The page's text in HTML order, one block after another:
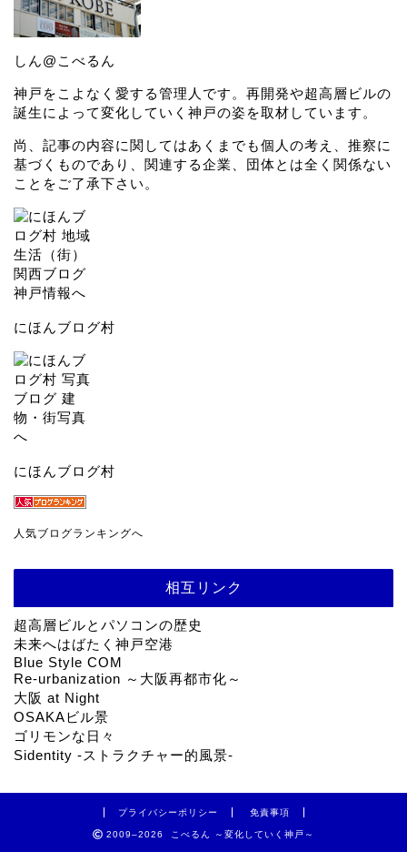
しん@こべるん
神戸をこよなく愛する管理人です。再開発や超高層ビルの
誕生によって変化していく神戸の姿を取材しています。
尚、記事の内容に関してはあくまでも個人の考え、推察に
基づくものであり、関連する企業、団体とは全く関係ない
ことをご了承下さい。
にほんブログ村
にほんブログ村
人気ブログランキングへ
相互リンク
超高層ビルとパソコンの歴史
未来へはばたく神戸空港
Blue Style COM
Re-urbanization ～大阪再都市化～
大阪 at Night
OSAKAビル景
ゴリモンな日々
Sidentity -ストラクチャー的風景-
プライバシーポリシー 免責事項
2009–2026 こべるん ～変化していく神戸～